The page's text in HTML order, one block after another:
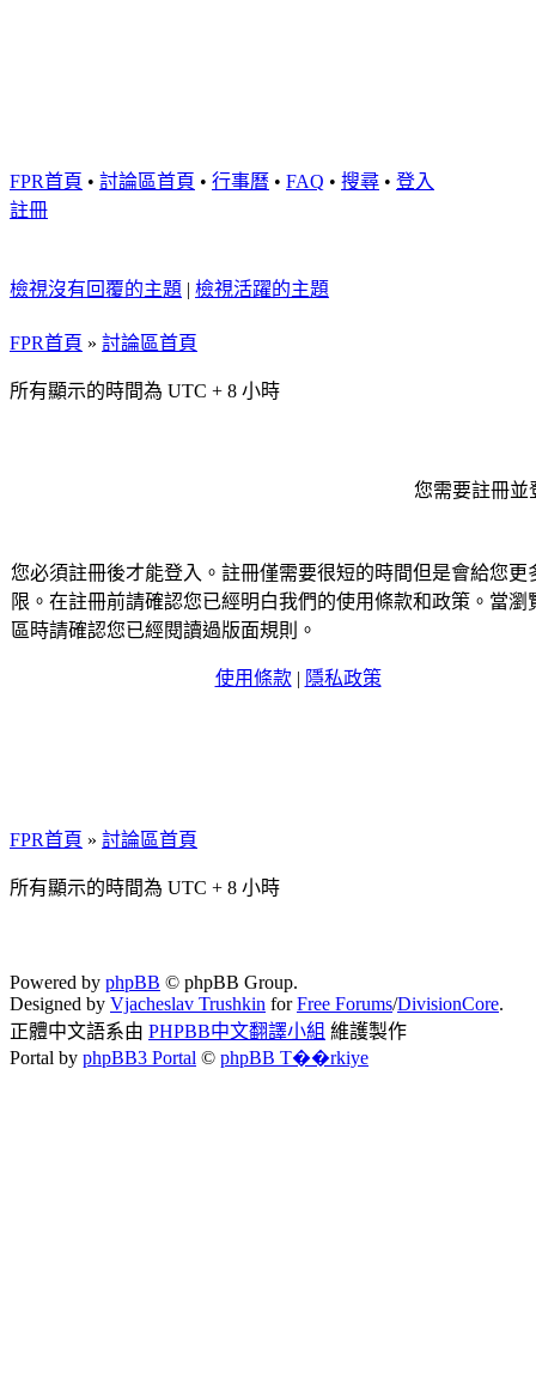
FPR首頁 • 討論區首頁 • 行事曆 • FAQ • 搜尋 • 登入
註冊
檢視沒有回覆的主題 | 檢視活躍的主題
FPR首頁 » 討論區首頁
所有顯示的時間為 UTC + 8 小時
您需要註冊並
您必須註冊後才能登入。註冊僅需要很短的時間但是會給您更
限。在註冊前請確認您已經明白我們的使用條款和政策。當瀏
區時請確認您已經閱讀過版面規則。
使用條款| 隱私政策
FPR首頁 » 討論區首頁
所有顯示的時間為 UTC + 8 小時
Powered by phpBB © phpBB Group.
Designed by Vjacheslav Trushkin forFree Forums/DivisionCore.
正體中文語系由 PHPBB中文翻譯小組 維護製作
Portal by phpBB3 Portal © phpBB T��rkiye